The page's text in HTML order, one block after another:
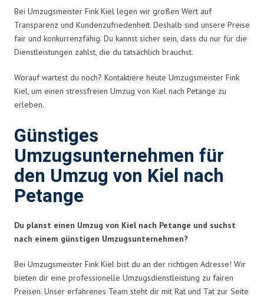
Bei Umzugsmeister Fink Kiel legen wir großen Wert auf
Transparenz und Kundenzufriedenheit. Deshalb sind unsere Preise
fair und konkurrenzfähig. Du kannst sicher sein, dass du nur für die
Dienstleistungen zahlst, die du tatsächlich brauchst.
Worauf wartest du noch? Kontaktiere heute Umzugsmeister Fink
Kiel, um einen stressfreien Umzug von Kiel nach Petange zu
erleben.
Günstiges
Umzugsunternehmen für
den Umzug von Kiel nach
Petange
Du planst einen Umzug von Kiel nach Petange und suchst
nach einem günstigen Umzugsunternehmen?
Bei Umzugsmeister Fink Kiel bist du an der richtigen Adresse! Wir
bieten dir eine professionelle Umzugsdienstleistung zu fairen
Preisen. Unser erfahrenes Team steht dir mit Rat und Tat zur Seite